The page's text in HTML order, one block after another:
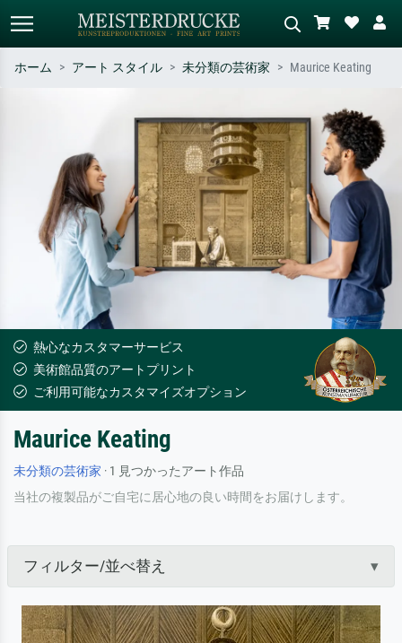
作家名・作品名・スタイルで検索
– 例：モネ、星月夜、印象派、北
斎の波、ヌード。
シーンを説明してください – 例：
緑の草原、赤の多い抽象画、暗い
油絵、木のそばの立ち姿のヌー
ド。
ホーム アート スタイル 未分類の芸術家 Maurice Keating
熱心なカスタマーサービス
美術館品質のアートプリント
ご利用可能なカスタマイズオプション
Maurice Keating
未分類の芸術家 · 1 見つかったアート作品
当社の複製品がご自宅に居心地の良い時間をお届けします。
フィルター/並べ替え